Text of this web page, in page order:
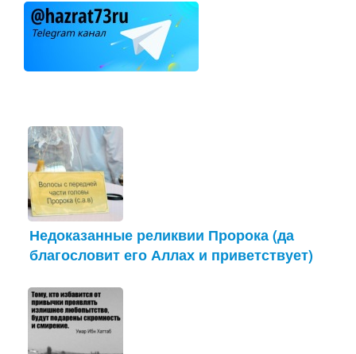
Недоказанные реликвии Пророка (да
благословит его Аллах и приветствует)